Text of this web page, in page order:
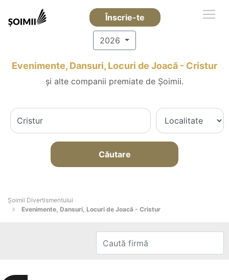
Înscrie-te
2026
Evenimente, Dansuri, Locuri de Joacă - Cristur
și alte companii premiate de Șoimii.
Căutare
Şoimii Divertismentului
Evenimente, Dansuri, Locuri de Joacă - Cristur